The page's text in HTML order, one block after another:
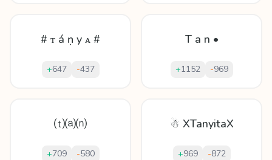
# ᴛ á ṇ y ᴀ #
+647 -437
T a n •
+1152 -969
⒯⒜⒩
+709 -580
☃ XTanyitaX
+969 -872